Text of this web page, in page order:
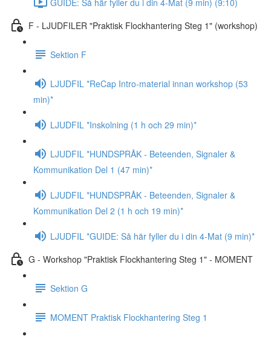
F - LJUDFILER "Praktisk Flockhantering Steg 1" (workshop)
Sektion F
LJUDFIL *ReCap Intro-material innan workshop (53
min)*
LJUDFIL *Inskolning (1 h och 29 min)*
LJUDFIL *HUNDSPRÅK - Beteenden, Signaler &
Kommunikation Del 1 (47 min)*
LJUDFIL *HUNDSPRÅK - Beteenden, Signaler &
Kommunikation Del 2 (1 h och 19 min)*
LJUDFIL *GUIDE: Så här fyller du i din 4-Mat (9 min)*
G - Workshop "Praktisk Flockhantering Steg 1" - MOMENT
Sektion G
MOMENT Praktisk Flockhantering Steg 1